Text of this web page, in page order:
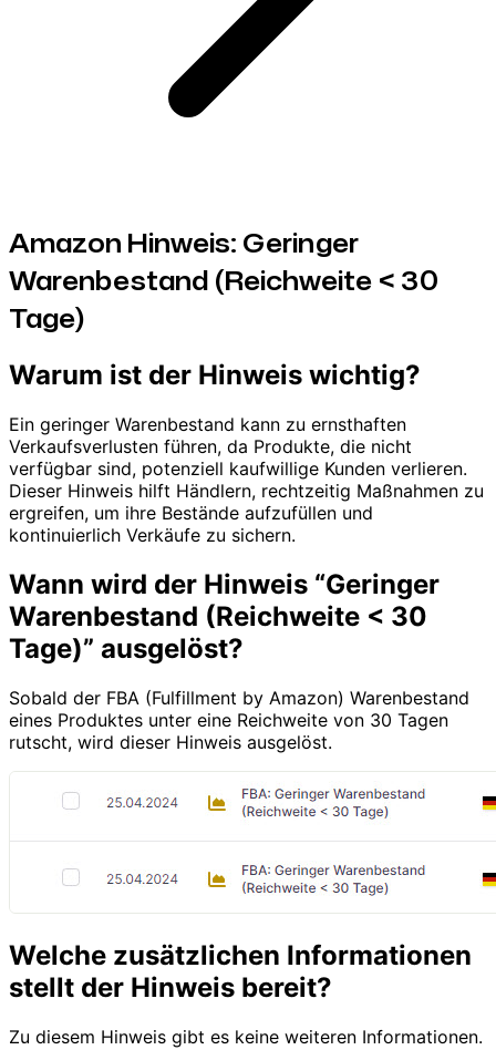
Amazon Hinweis: Geringer
Warenbestand (Reichweite < 30
Tage)
Warum ist der Hinweis wichtig?
Ein geringer Warenbestand kann zu ernsthaften
Verkaufsverlusten führen, da Produkte, die nicht
verfügbar sind, potenziell kaufwillige Kunden verlieren.
Dieser Hinweis hilft Händlern, rechtzeitig Maßnahmen zu
ergreifen, um ihre Bestände aufzufüllen und
kontinuierlich Verkäufe zu sichern.
Wann wird der Hinweis “Geringer
Warenbestand (Reichweite < 30
Tage)” ausgelöst?
Sobald der FBA (Fulfillment by Amazon) Warenbestand
eines Produktes unter eine Reichweite von 30 Tagen
rutscht, wird dieser Hinweis ausgelöst.
Welche zusätzlichen Informationen
stellt der Hinweis bereit?
Zu diesem Hinweis gibt es keine weiteren Informationen.